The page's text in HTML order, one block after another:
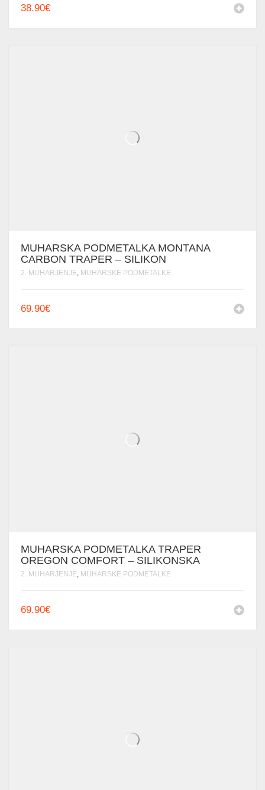
38.90€
MUHARSKA PODMETALKA MONTANA
CARBON TRAPER – SILIKON
2. MUHARJENJE, MUHARSKE PODMETALKE
69.90€
MUHARSKA PODMETALKA TRAPER
OREGON COMFORT – SILIKONSKA
2. MUHARJENJE, MUHARSKE PODMETALKE
69.90€